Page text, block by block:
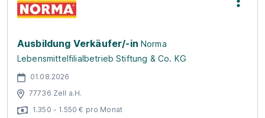
Ausbildung Verkäufer/-in Norma
Lebensmittelfilialbetrieb Stiftung & Co. KG
01.08.2026
77736 Zell a.H.
1.350 - 1.550 € pro Monat